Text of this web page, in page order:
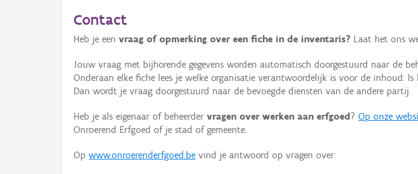
Contact
Heb je een vraag of opmerking over een fiche in de inventaris? Laat het ons
Jouw vraag met bijhorende gegevens worden automatisch doorgestuurd naar de
Onderaan elke fiche lees je welke organisatie verantwoordelijk is voor de inhoud.
Dan wordt je vraag doorgestuurd naar de bevoegde diensten van de andere partij.
Heb je als eigenaar of beheerder vragen over werken aan erfgoed ? Op onze
Onroerend Erfgoed of je stad of gemeente.
Op www.onroerenderfgoed.be vind je antwoord op vragen over: